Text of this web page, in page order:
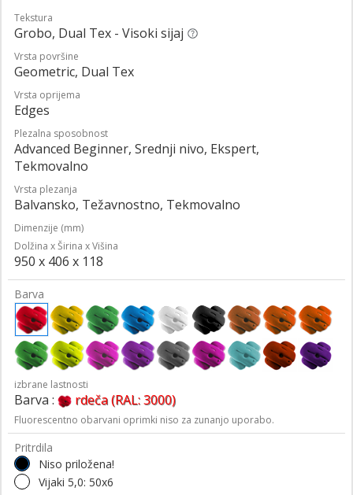
Tekstura
Grobo, Dual Tex - Visoki sijaj
Vrsta površine
Geometric, Dual Tex
Vrsta oprijema
Edges
Plezalna sposobnost
Advanced Beginner, Srednji nivo, Ekspert,
Tekmovalno
Vrsta plezanja
Balvansko, Težavnostno, Tekmovalno
Dimenzije (mm)
Dolžina x Širina x Višina
950 x 406 x 118
Barva
izbrane lastnosti
Barva : rdeča (RAL: 3000)
Fluorescentno obarvani oprimki niso za zunanjo uporabo.
Pritrdila
Niso priložena!
Vijaki 5,0: 50x6